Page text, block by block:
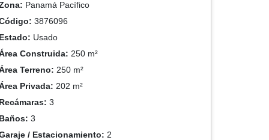
Panamá Pacífico
3876096
Usado
Construida: 250 m²
Terreno: 250 m²
Privada: 202 m²
3
3
/ Estacionamiento: 2